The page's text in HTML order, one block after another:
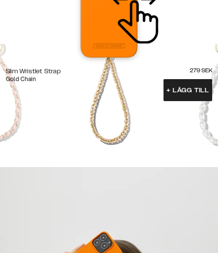
Slim Wristlet Strap
Gold Chain
279 SEK
+ LÄGG TILL